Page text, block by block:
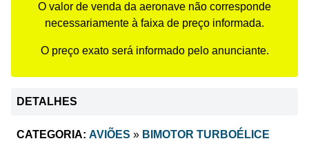
O valor de venda da aeronave não corresponde
necessariamente à faixa de preço informada.
O preço exato será informado pelo anunciante.
DETALHES
CATEGORIA: AVIÕES » BIMOTOR TURBOÉLICE